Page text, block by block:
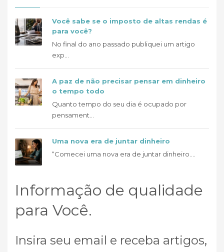
Você sabe se o imposto de altas rendas é
para você?
No final do ano passado publiquei um artigo
exp...
A paz de não precisar pensar em dinheiro
o tempo todo
Quanto tempo do seu dia é ocupado por
pensament...
Uma nova era de juntar dinheiro
“Comecei uma nova era de juntar dinheiro....
Informação de qualidade
para Você.
Insira seu email e receba artigos,